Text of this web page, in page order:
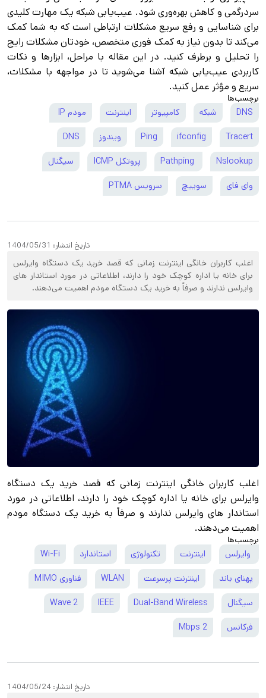
سردرگمی و کاهش بهره‌وری شود. عیب‌یابی شبکه یک مهارت کلیدی
برای شناسایی و رفع سریع مشکلات ارتباطی است که به شما کمک
می‌کند تا بدون نیاز به کمک فوری متخصص، خودتان مشکلات رایج
را تحلیل و برطرف کنید. در این مقاله با مراحل، ابزارها و نکات
کاربردی عیب‌یابی شبکه آشنا می‌شوید تا در مواجهه با مشکلات،
سریع و مؤثر عمل کنید.
برچسب‌ها
DNS شبکه کامپیوتر اینترنت مودم IP
Tracert
ifconfig
Ping ویندوز DNS
Nslookup پروتکل ICMP سیگنال
وای فای سوییچ سرویس PTMA
تاریخ انتشار: 1404/05/31
اغلب کاربران خانگی اینترنت زمانی که قصد خرید یک دستگاه وایرلس
برای خانه یا اداره کوچک خود را دارند، اطلاعاتی در مورد استاندار های
وایرلس ندارند و صرفاً به خرید یک دستگاه مودم اهمیت می‌دهند.
اغلب کاربران خانگی اینترنت زمانی که قصد خرید یک دستگاه
وایرلس برای خانه یا اداره کوچک خود را دارند، اطلاعاتی در مورد
استاندار های وایرلس ندارند و صرفاً به خرید یک دستگاه مودم
اهمیت می‌دهند.
برچسب‌ها
وایرلس اینترنت تکنولوژی استاندارد Wi-Fi
پهنای باند اینترنت پرسرعت WLAN فناوری MIMO
سیگنال Dual-Band Wireless
IEEE
Wave 2
فرکانس 2 Mbps
تاریخ انتشار: 1404/05/24